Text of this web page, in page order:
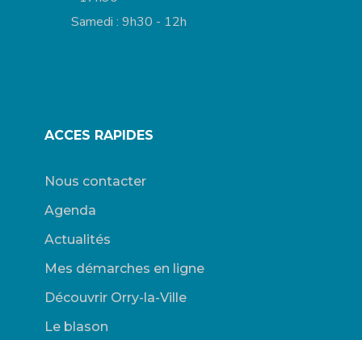
Samedi : 9h30 - 12h
ACCES RAPIDES
Nous contacter
Agenda
Actualités
Mes démarches en ligne
Découvrir Orry-la-Ville
Le blason